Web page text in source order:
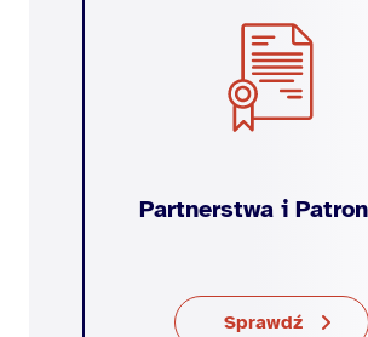
Partnerstwa i
Sprawdź